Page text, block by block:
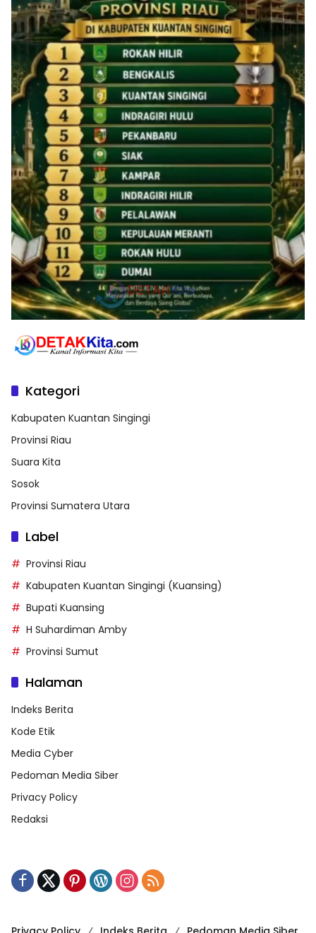
Kategori
Kabupaten Kuantan Singingi
Provinsi Riau
Suara Kita
Sosok
Provinsi Sumatera Utara
Label
Provinsi Riau
Kabupaten Kuantan Singingi (Kuansing)
Bupati Kuansing
H Suhardiman Amby
Provinsi Sumut
Halaman
Indeks Berita
Kode Etik
Media Cyber
Pedoman Media Siber
Privacy Policy
Redaksi